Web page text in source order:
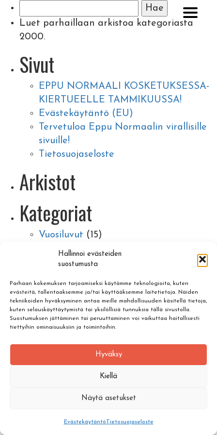
Hallinnoi evästeiden
suostumusta
Parhaan kokemuksen tarjoamiseksi käytämme teknologioita, kuten
evästeitä, tallentaaksemme ja/tai käyttääksemme laitetietoja. Näiden
tekniikoiden hyväksyminen antaa meille mahdollisuuden käsitellä tietoja,
kuten selauskäyttäytymistä tai yksilöllisiä tunnuksia tällä sivustolla.
Suostumuksen jättäminen tai peruuttaminen voi vaikuttaa haitallisesti
tiettyihin ominaisuuksiin ja toimintoihin.
Hyväksy
Kiellä
Näytä asetukset
EvästekäytäntöTietosuojaseloste
Luet parhaillaan arkistoa kategoriasta
2000.
Sivut
EPPU NORMAALI KOSKETUKSESSA-
KIERTUEELLE TAMMIKUUSSA!
Evästekäytäntö (EU)
Tervetuloa Eppu Normaalin virallisille
sivuille!
Tietosuojaseloste
Arkistot
Kategoriat
Vuosiluvut (15)
1970
(2)
1980(8)
2000(2)
2010(1)
©Copyright Wild Tampere |Tietosuojaseloste